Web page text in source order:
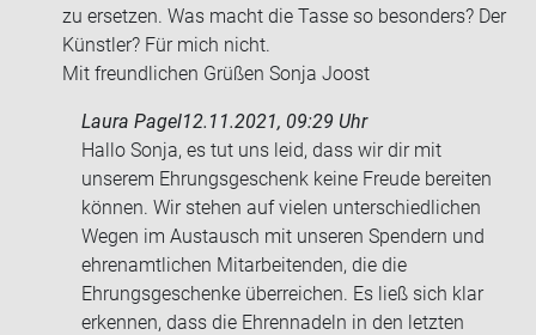
zu er­set­zen. Was macht die Tasse so be­son­ders? Der
Künst­ler? Für mich nicht.
Mit freund­li­chen Grü­ßen Sonja Joost
Laura Pagel12.11.2021, 09:29 Uhr
Hallo Sonja, es tut uns leid, dass wir dir mit
unserem Ehrungsgeschenk keine Freude bereiten
können. Wir stehen auf vielen unterschiedlichen
Wegen im Austausch mit unseren Spendern und
ehrenamtlichen Mitarbeitenden, die die
Ehrungsgeschenke überreichen. Es ließ sich klar
erkennen, dass die Ehrennadeln in den letzten